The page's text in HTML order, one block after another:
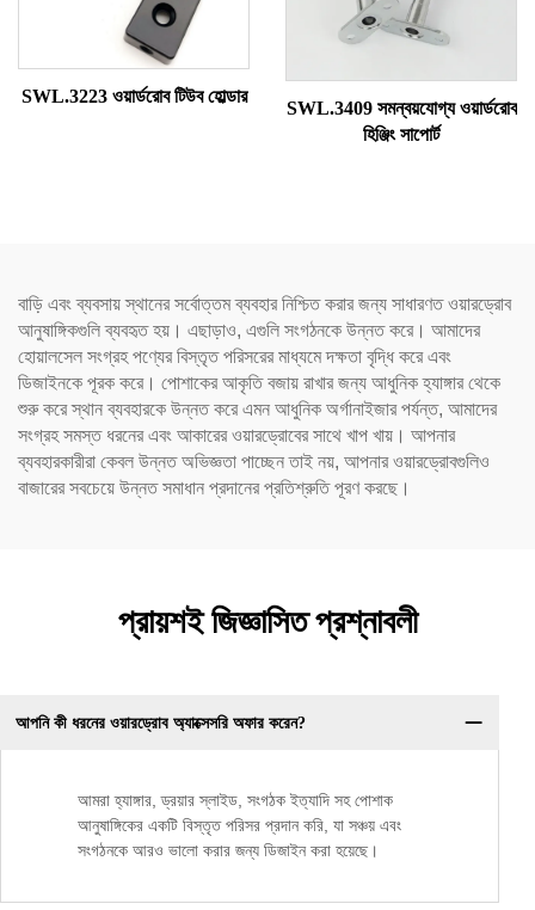
SWL.3223 ওয়ার্ডরোব টিউব হোল্ডার
SWL.3409 সমন্বয়যোগ্য ওয়ার্ডরোব
হিঞ্জিং সাপোর্ট
বাড়ি এবং ব্যবসায় স্থানের সর্বোত্তম ব্যবহার নিশ্চিত করার জন্য সাধারণত ওয়ারড্রোব
আনুষাঙ্গিকগুলি ব্যবহৃত হয়। এছাড়াও, এগুলি সংগঠনকে উন্নত করে। আমাদের
হোয়ালসেল সংগ্রহ পণ্যের বিস্তৃত পরিসরের মাধ্যমে দক্ষতা বৃদ্ধি করে এবং
ডিজাইনকে পূরক করে। পোশাকের আকৃতি বজায় রাখার জন্য আধুনিক হ্যাঙ্গার থেকে
শুরু করে স্থান ব্যবহারকে উন্নত করে এমন আধুনিক অর্গানাইজার পর্যন্ত, আমাদের
সংগ্রহ সমস্ত ধরনের এবং আকারের ওয়ারড্রোবের সাথে খাপ খায়। আপনার
ব্যবহারকারীরা কেবল উন্নত অভিজ্ঞতা পাচ্ছেন তাই নয়, আপনার ওয়ারড্রোবগুলিও
বাজারের সবচেয়ে উন্নত সমাধান প্রদানের প্রতিশ্রুতি পূরণ করছে।
প্রায়শই জিজ্ঞাসিত প্রশ্নাবলী
আপনি কী ধরনের ওয়ারড্রোব অ্যাক্সেসরি অফার করেন?
আমরা হ্যাঙ্গার, ড্রয়ার স্লাইড, সংগঠক ইত্যাদি সহ পোশাক
আনুষাঙ্গিকের একটি বিস্তৃত পরিসর প্রদান করি, যা সঞ্চয় এবং
সংগঠনকে আরও ভালো করার জন্য ডিজাইন করা হয়েছে।